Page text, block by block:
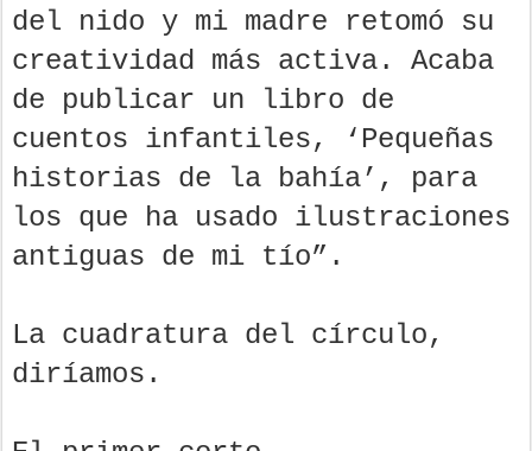
del nido y mi madre retomó su
creatividad más activa. Acaba
de publicar un libro de
cuentos infantiles, ‘Pequeñas
historias de la bahía’, para
los que ha usado ilustraciones
antiguas de mi tío”.
La cuadratura del círculo,
diríamos.